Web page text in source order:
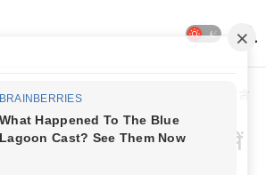
Jaunpur News: नगर पंचायत जफराबाद में
नगर पंचायत जफराबाद में
यात्रा